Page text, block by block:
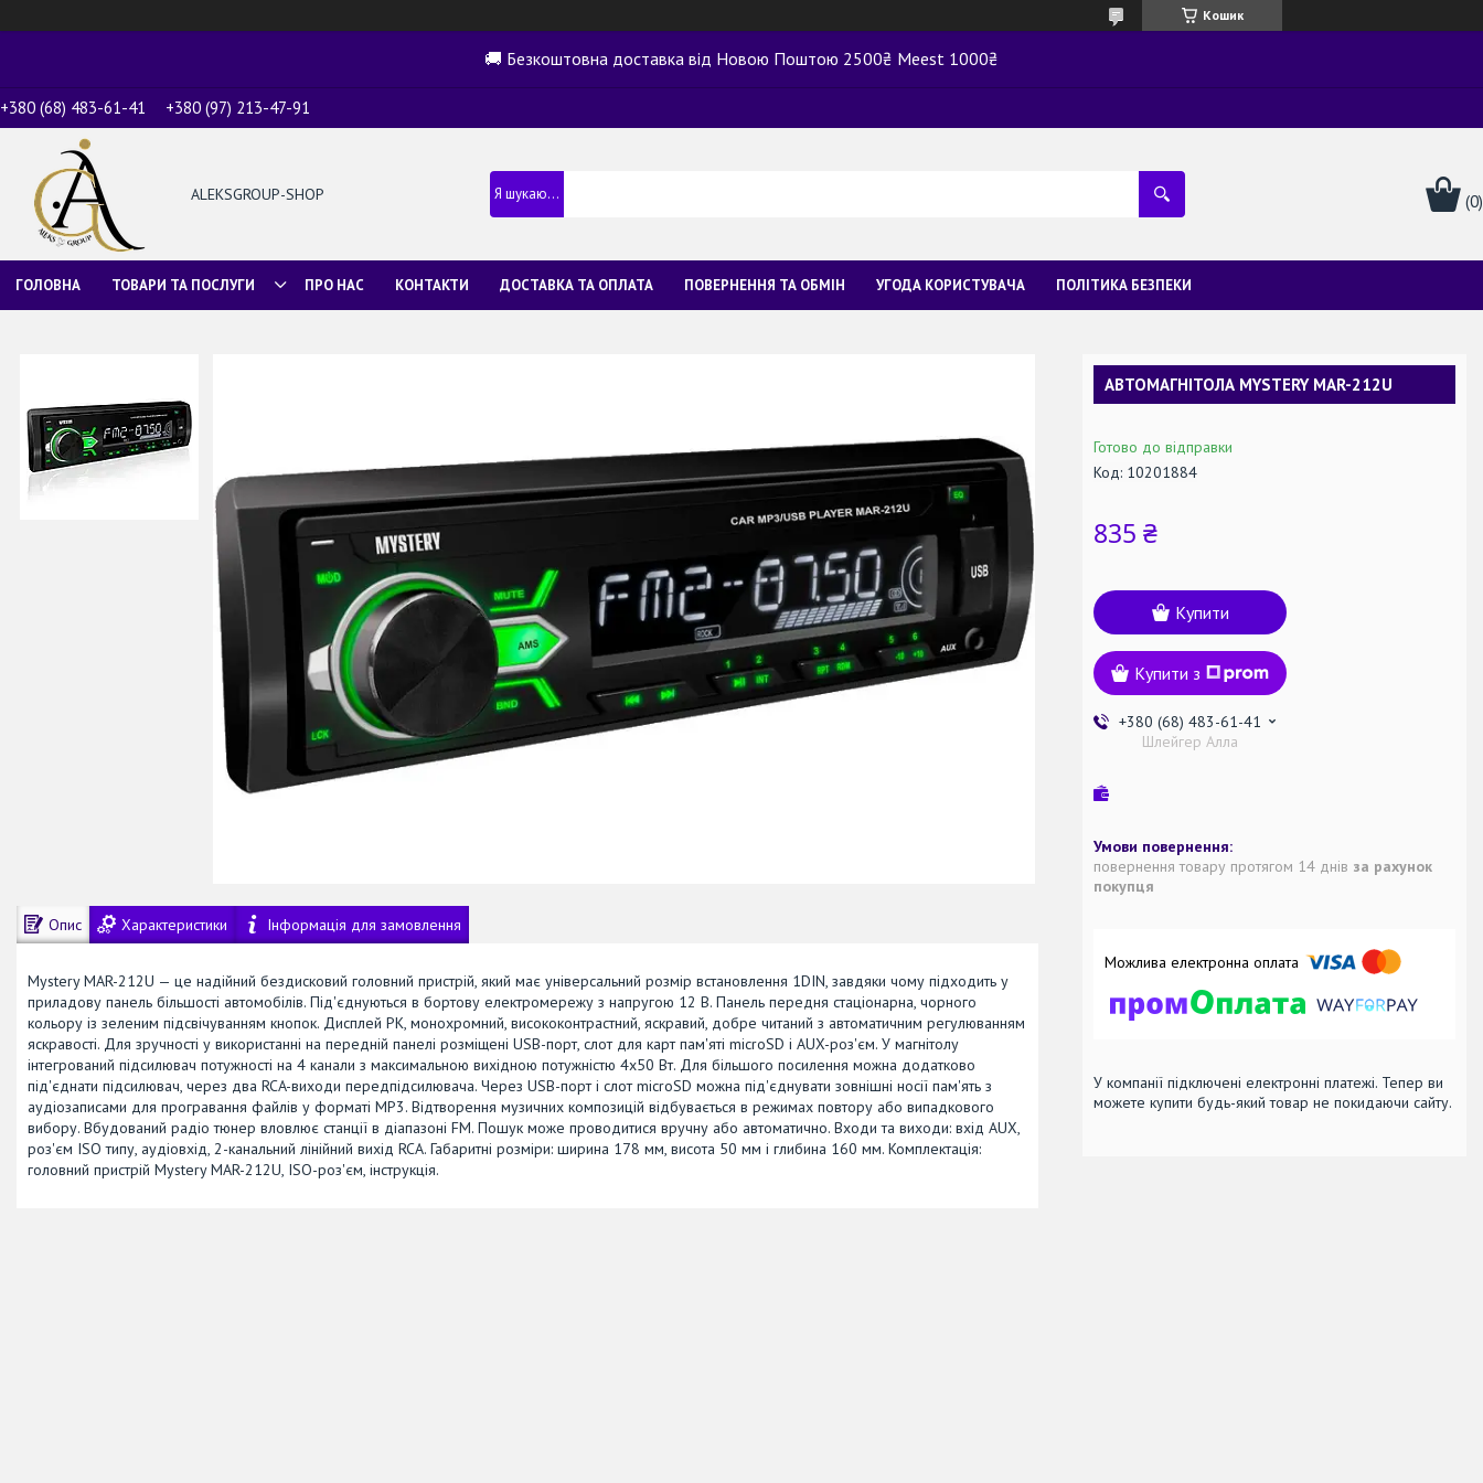
Кошик
🚚 Безкоштовна доставка від Новою Поштою 2500₴ Meest 1000₴
+380 (68) 483-61-41 +380 (97) 213-47-91
ALEKSGROUP-SHOP
ГОЛОВНА ТОВАРИ ТА ПОСЛУГИ ПРО НАС КОНТАКТИ ДОСТАВКА ТА ОПЛАТА ПОВЕРНЕННЯ ТА ОБМІН УГОДА КОРИСТУВАЧА ПОЛІТИКА БЕЗПЕКИ
Опис Характеристики Інформація для замовлення
Mystery MAR-212U — це надійний бездисковий головний пристрій, який має універсальний розмір встановлення 1DIN, завдяки чому підходить у
приладову панель більшості автомобілів. Під'єднуються в бортову електромережу з напругою 12 В. Панель передня стаціонарна, чорного
кольору із зеленим підсвічуванням кнопок. Дисплей РК, монохромний, висококонтрастний, яскравий, добре читаний з автоматичним регулюванням
яскравості. Для зручності у використанні на передній панелі розміщені USB-порт, слот для карт пам'яті microSD і AUX-роз'єм. У магнітолу
інтегрований підсилювач потужності на 4 канали з максимальною вихідною потужністю 4х50 Вт. Для більшого посилення можна додатково
під'єднати підсилювач, через два RCA-виходи передпідсилювача. Через USB-порт і слот microSD можна під'єднувати зовнішні носії пам'ять з
аудіозаписами для програвання файлів у форматі MP3. Відтворення музичних композицій відбувається в режимах повтору або випадкового
вибору. Вбудований радіо тюнер вловлює станції в діапазоні FM. Пошук може проводитися вручну або автоматично. Входи та виходи: вхід AUX,
роз'єм ISO типу, аудіовхід, 2-канальний лінійний вихід RCA. Габаритні розміри: ширина 178 мм, висота 50 мм і глибина 160 мм. Комплектація:
головний пристрій Mystery MAR-212U, ISO-роз'єм, інструкція.
АВТОМАГНІТОЛА MYSTERY MAR-212U
Готово до відправки
Код: 10201884
835 ₴
Купити
Купити з
+380 (68) 483-61-41
Шлейгер Алла
повернення товару протягом 14 днів за рахунок
покупця
У компанії підключені електронні платежі. Тепер ви
можете купити будь-який товар не покидаючи сайту.